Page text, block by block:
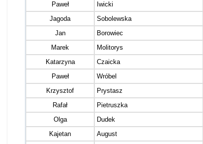
Paweł
Iwicki
Jagoda
Sobolewska
Jan
Borowiec
Marek
Molitorys
Katarzyna
Czaicka
Paweł
Wróbel
Krzysztof
Prystasz
Rafał
Pietruszka
Olga
Dudek
Kajetan
August